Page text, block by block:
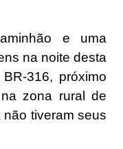
e uma
na noite desta
316, próximo
zona rural de
tiveram seus